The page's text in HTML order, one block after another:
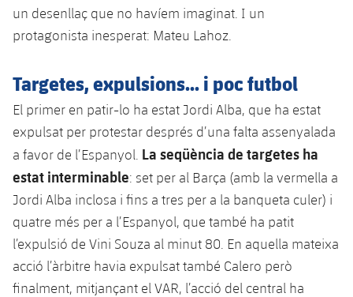
Classificació
Resultats
Hockey Herba Femení
Plantilla
Rugby
plusicon
més
Actualitat
Jugadors
Calendari
Resultats
Classificació
Fotos
Voleibol
plusicon
més
Notícies
Voleibol masculí
Voleibol femení
Apunta't a les amateurs
plusicon
més
Apunta't a les amateurs
Carnet de l'Esportista Amateur
PLUSICON
MÉS
League of Legends
VALORANT Rising
VALORANT Game Changers
un desenllaç que no havíem imaginat. I un
protagonista inesperat: Mateu Lahoz.
Targetes, expulsions... i poc futbol
El primer en patir-lo ha estat Jordi Alba, que ha estat
expulsat per protestar després d’una falta assenyalada
a favor de l’Espanyol. La seqüència de targetes ha
estat interminable: set per al Barça (amb la vermella a
Jordi Alba inclosa i fins a tres per a la banqueta culer) i
quatre més per a l’Espanyol, que també ha patit
l’expulsió de Vini Souza al minut 80. En aquella mateixa
acció l’àrbitre havia expulsat també Calero però
finalment, mitjançant el VAR, l’acció del central ha